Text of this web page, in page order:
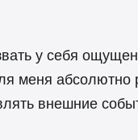
у себя
меня абсолютно
внешние